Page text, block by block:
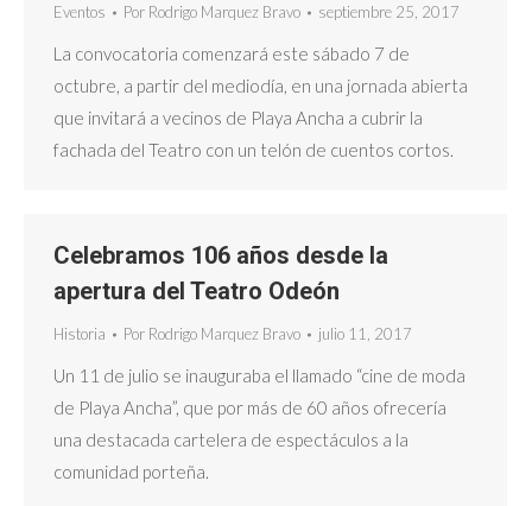
Eventos Por Rodrigo Marquez Bravo septiembre 25, 2017
La convocatoria comenzará este sábado 7 de
octubre, a partir del mediodía, en una jornada abierta
que invitará a vecinos de Playa Ancha a cubrir la
fachada del Teatro con un telón de cuentos cortos.
Celebramos 106 años desde la
apertura del Teatro Odeón
Historia Por Rodrigo Marquez Bravo julio 11, 2017
Un 11 de julio se inauguraba el llamado “cine de moda
de Playa Ancha”, que por más de 60 años ofrecería
una destacada cartelera de espectáculos a la
comunidad porteña.